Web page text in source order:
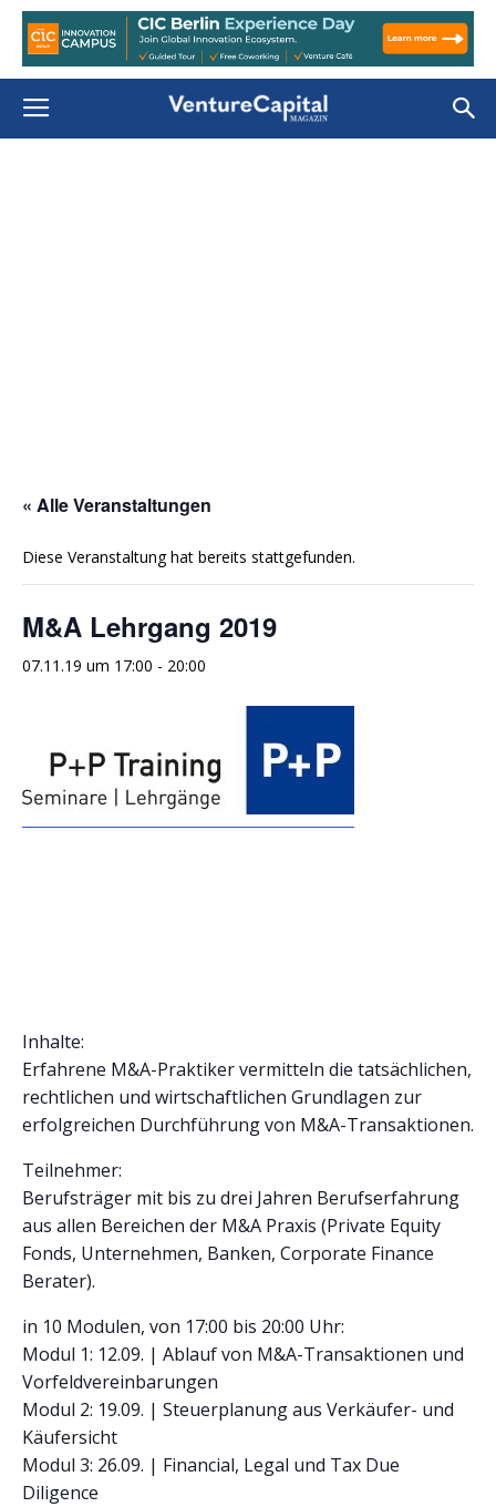
« Alle Veranstaltungen
Diese Veranstaltung hat bereits stattgefunden.
M&A Lehrgang 2019
07.11.19 um 17:00 - 20:00
Inhalte:
Erfahrene M&A-Praktiker vermitteln die tatsächlichen,
rechtlichen und wirtschaftlichen Grundlagen zur
erfolgreichen Durchführung von M&A-Transaktionen.
Teilnehmer:
Berufsträger mit bis zu drei Jahren Berufserfahrung
aus allen Bereichen der M&A Praxis (Private Equity
Fonds, Unternehmen, Banken, Corporate Finance
Berater).
in 10 Modulen, von 17:00 bis 20:00 Uhr:
Modul 1: 12.09. | Ablauf von M&A-Transaktionen und
Vorfeldvereinbarungen
Modul 2: 19.09. | Steuerplanung aus Verkäufer- und
Käufersicht
Modul 3: 26.09. | Financial, Legal und Tax Due
Diligence